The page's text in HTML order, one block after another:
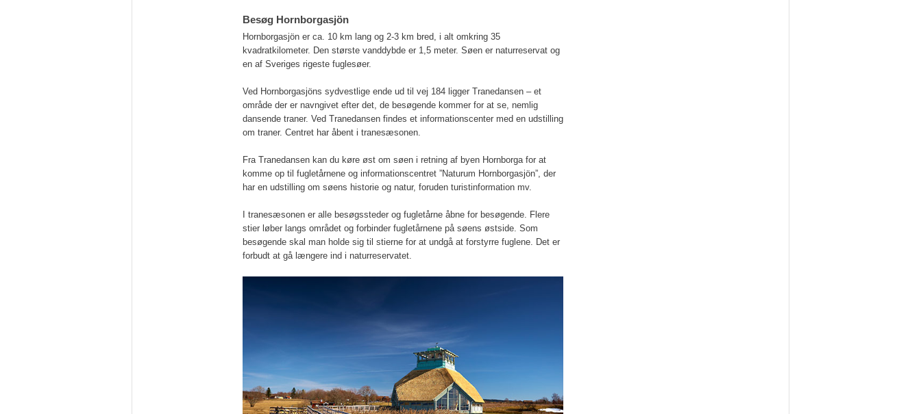
Besøg Hornborgasjön
Hornborgasjön er ca. 10 km lang og 2-3 km bred, i alt omkring 35
kvadratkilometer. Den største vanddybde er 1,5 meter. Søen er naturreservat og
en af Sveriges rigeste fuglesøer.
Ved Hornborgasjöns sydvestlige ende ud til vej 184 ligger Tranedansen – et
område der er navngivet efter det, de besøgende kommer for at se, nemlig
dansende traner. Ved Tranedansen findes et informationscenter med en udstilling
om traner. Centret har åbent i tranesæsonen.
Fra Tranedansen kan du køre øst om søen i retning af byen Hornborga for at
komme op til fugletårnene og informationscentret ”Naturum Hornborgasjön”, der
har en udstilling om søens historie og natur, foruden turistinformation mv.
I tranesæsonen er alle besøgssteder og fugletårne åbne for besøgende. Flere
stier løber langs området og forbinder fugletårnene på søens østside. Som
besøgende skal man holde sig til stierne for at undgå at forstyrre fuglene. Det er
forbudt at gå længere ind i naturreservatet.